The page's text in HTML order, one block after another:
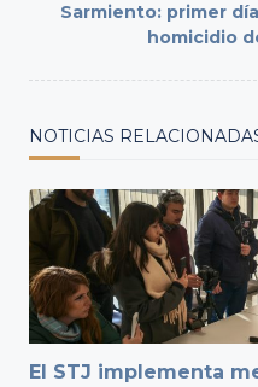
reader-
text">Page</span>
Sarmiento: primer
homicidio
NOTICIAS
El STJ implementa